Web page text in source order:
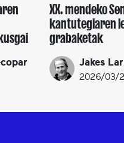
XX. mendeko
kantutegiaren
grabaketak
Jakes
2026/03/